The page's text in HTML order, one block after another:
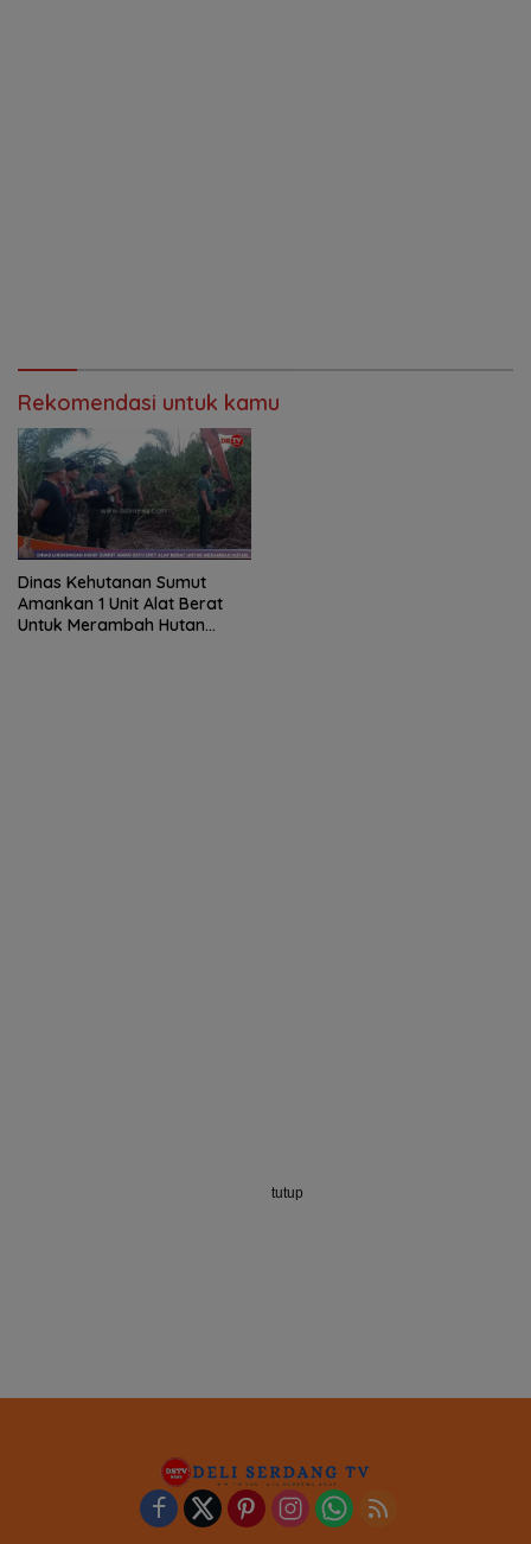
Rekomendasi untuk kamu
Dinas Kehutanan Sumut
Amankan 1 Unit Alat Berat
Untuk Merambah Hutan
tutup